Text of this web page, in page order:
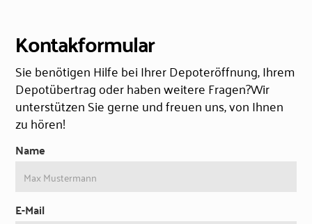
Kontakformular
Sie benötigen Hilfe bei Ihrer Depoteröffnung, Ihrem
Depotübertrag oder haben weitere Fragen?Wir
unterstützen Sie gerne und freuen uns, von Ihnen
zu hören!
Name
E-Mail